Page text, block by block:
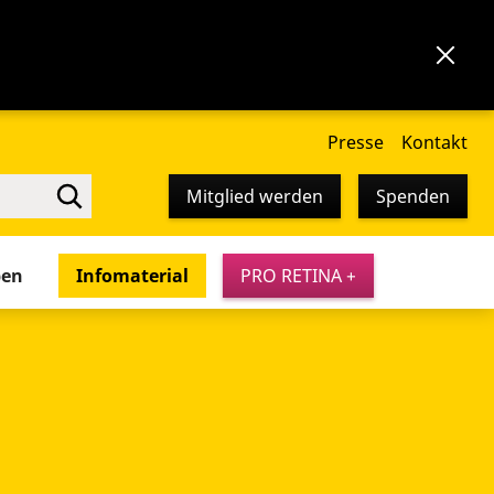
Presse Kontakt
Mitglied werden Spenden
Infomaterial PRO RETINA +